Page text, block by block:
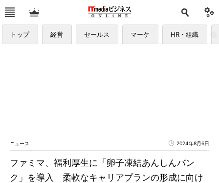
トップ 経営 セールス マーケ HR・組織
ニュース 2024年8月6日
ファミマ、福利厚生に「卵子凍結あんしんバン
ク」を導入 柔軟なキャリアプランの形成に向け